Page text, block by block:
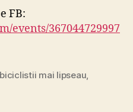
FB:
events/367044729997
biciclistii mai lipseau